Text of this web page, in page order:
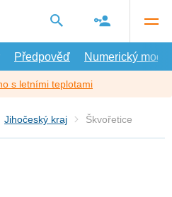
Předpověď Numerický model
s letními teplotami
Jihočeský kraj Škvořetice